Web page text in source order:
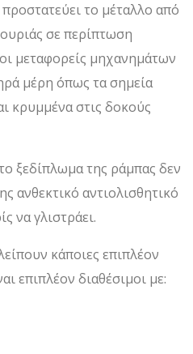
το μέταλλο από
σε περίπτωση
μεταφορείς μηχανημάτων
μέρη όπως τα σημεία
κρυμμένα στις δοκούς
ξεδίπλωμα της ράμπας δεν
ανθεκτικό αντιολισθητικό
να γλιστράει.
κάποιες επιπλέον
επιπλέον διαθέσιμοι με: